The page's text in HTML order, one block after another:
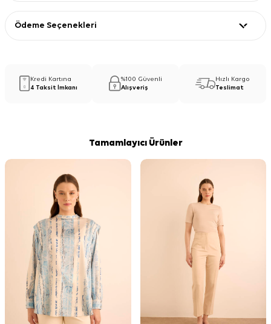
Ödeme Seçenekleri
Kredi Kartına
4 Taksit İmkanı
%100 Güvenli
Alışveriş
Hızlı Kargo
Teslimat
Tamamlayıcı Ürünler